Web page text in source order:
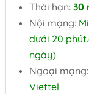
Thời hạn: 30
Nội mạng:
dưới 20
ngày)
Ngoại mạng:
Viettel